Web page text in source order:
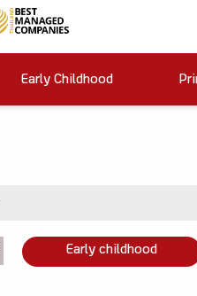
Early Childhood
Early childhood